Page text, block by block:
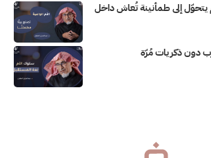
إلى طمأنينة تُعاش داخل
دون ذكريات مُرّة